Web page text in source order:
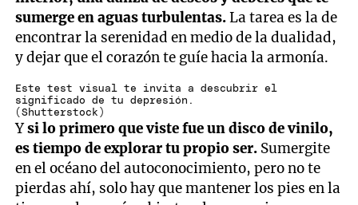
sumerge en aguas turbulentas.La tarea es la de
encontrar la serenidad en medio de la dualidad,
y dejar que el corazón te guíe hacia la armonía.
Este test visual te invita a descubrir el
significado de tu depresión.
(Shutterstock)
Ysi lo primero que viste fue un disco de vinilo,
es tiempo de explorar tu propio ser. Sumergite
en el océano del autoconocimiento, pero no te
pierdas ahí, solo hay que mantener los pies en la